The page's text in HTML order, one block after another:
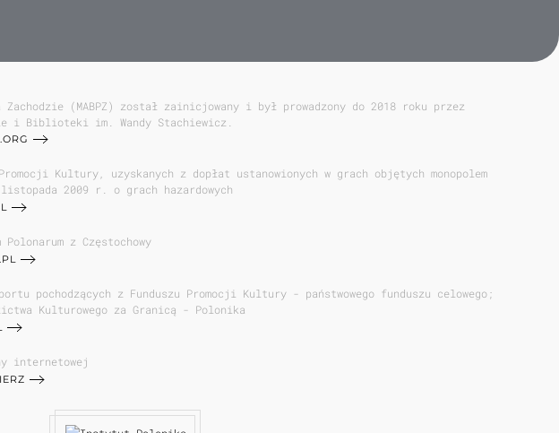
(MABPZ) został zainicjowany i był prowadzony do 2018 roku przez
i Biblioteki im. Wandy Stachiewicz.
Kultury, uzyskanych z dopłat ustanowionych w grach objętych monopolem
2009 r. o grach hazardowych
z Częstochowy
pochodzących z Funduszu Promocji Kultury - państwowego funduszu celowego;
Kulturowego za Granicą - Polonika
internetowej